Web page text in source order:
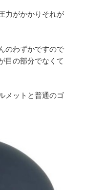
力がかかりそれが
のわずかですので
目の部分でなくて
メットと普通のゴ